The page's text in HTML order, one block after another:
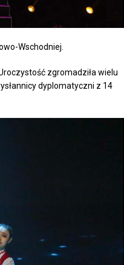
Wschodniej.
zgromadziła wielu
dyplomatyczni z 14